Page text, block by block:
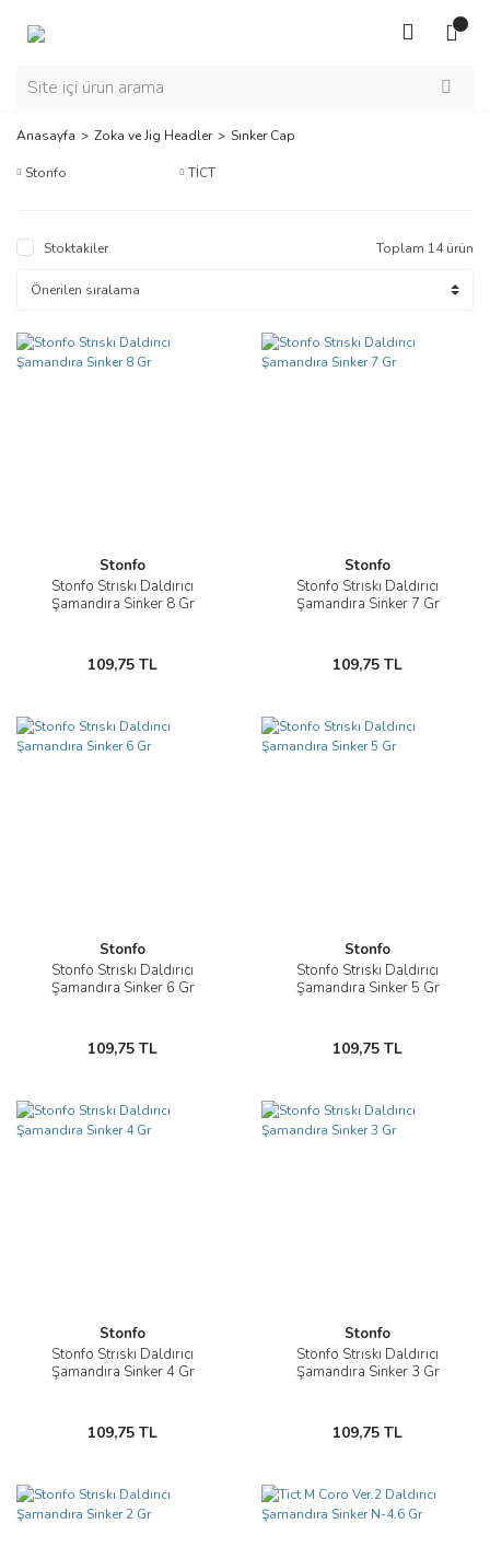
Anasayfa Zoka ve Jig Headler Sınker Cap
Stonfo TİCT
Stoktakiler Toplam 14 ürün
Stonfo
Stonfo Strıskı Daldırıcı
Şamandıra Sinker 8 Gr
109,75 TL
Stonfo
Stonfo Strıskı Daldırıcı
Şamandıra Sinker 7 Gr
109,75 TL
Stonfo
Stonfo Strıskı Daldırıcı
Şamandıra Sinker 6 Gr
109,75 TL
Stonfo
Stonfo Strıskı Daldırıcı
Şamandıra Sinker 5 Gr
109,75 TL
Stonfo
Stonfo Strıskı Daldırıcı
Şamandıra Sinker 4 Gr
109,75 TL
Stonfo
Stonfo Strıskı Daldırıcı
Şamandıra Sinker 3 Gr
109,75 TL